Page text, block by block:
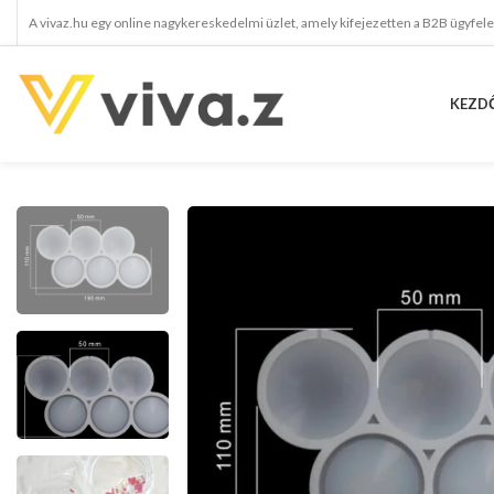
A vivaz.hu egy online nagykereskedelmi üzlet, amely kifejezetten a B2B